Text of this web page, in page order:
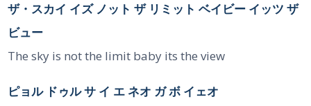
ザ・スカイ イズ ノット ザ リミット ベイビー イッツ ザ
ビュー
The sky is not the limit baby its the view
ピョル ドゥル サ イ エ ネオ ガ ボ イェオ